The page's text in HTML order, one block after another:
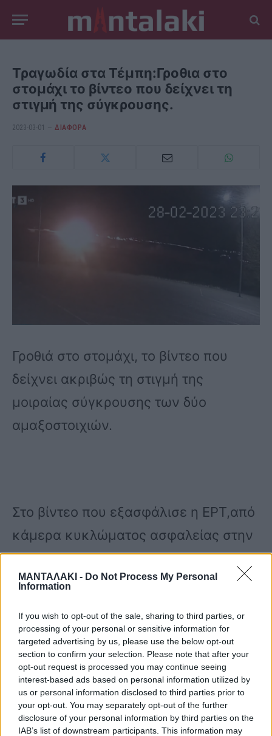
ΜΑΝΤΑΛΑΚΙ - Do Not Process My Personal
Information
If you wish to opt-out of the sale, sharing to third parties, or
processing of your personal or sensitive information for
targeted advertising by us, please use the below opt-out
section to confirm your selection. Please note that after your
opt-out request is processed you may continue seeing
interest-based ads based on personal information utilized by
us or personal information disclosed to third parties prior to
your opt-out. You may separately opt-out of the further
disclosure of your personal information by third parties on the
IAB’s list of downstream participants. This information may
Τραγωδία στα Τέμπη:Γροθια στο
στομάχι το βίντεο που δείχνει τη
στιγμή της σύγκρουσης.
2023-03-01 ΔΙΆΦΟΡΑ
Γροθιά στο στομάχι, το βίντεο που
δείχνει ακριβώς τη στιγμή της
μοιραίας σύγκρουσης των δύο
αμαξοστοιχιών.
Στο βίντεο που εξασφάλισε η ΕΡΤ,από
κάμερα κυκλώματος ασφαλείας στην
περιοχή,φαίνεται μια λάμψη,που
συνοδεύεται από μεγάλη
σφοδρότητα της σύγκρουσης.
Αυτό είχε ως αποτέλεσμα,να ξεσπάσει
φωτιά στα δύο πρώτα βαγόνια και να
χαθούν τόσες ανθρώπινες ζωές.